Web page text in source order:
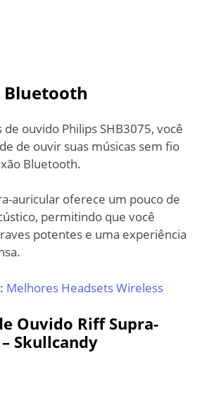
Bluetooth
de ouvido Philips SHB3075, você
de ouvir suas músicas sem fio
Bluetooth.
auricular oferece um pouco de
permitindo que você
potentes e uma experiência
Melhores Headsets Wireless
Ouvido Riff Supra-
Skullcandy